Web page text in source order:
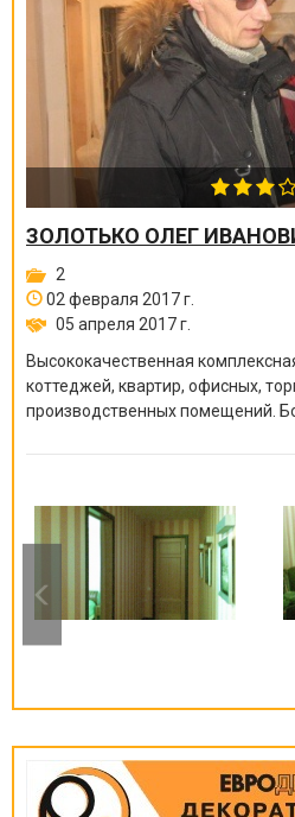
ЗОЛОТЬКО ОЛЕГ
2
02 февраля 2017 г.
05 апреля 2017 г.
Высококачественная
коттеджей, квартир, офисных,
производственных помещений.